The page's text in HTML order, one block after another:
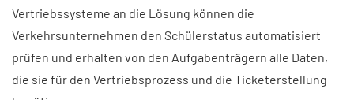
Vertriebssysteme an die Lösung können die
Verkehrsunternehmen den Schülerstatus automatisiert
prüfen und erhalten von den Aufgabenträgern alle Daten,
die sie für den Vertriebsprozess und die Ticketerstellung